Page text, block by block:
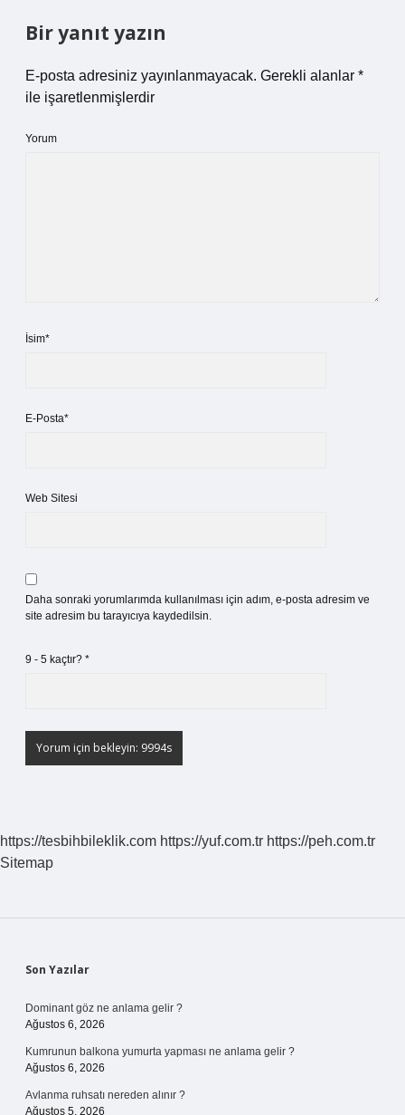
Bir yanıt yazın
E-posta adresiniz yayınlanmayacak. Gerekli alanlar *
ile işaretlenmişlerdir
Yorum
İsim*
E-Posta*
Web Sitesi
Daha sonraki yorumlarımda kullanılması için adım, e-posta adresim ve
site adresim bu tarayıcıya kaydedilsin.
9 - 5 kaçtır? *
https://tesbihbileklik.com https://yuf.com.tr https://peh.com.tr
Sitemap
Sidebar
Son Yazılar
Dominant göz ne anlama gelir ?
Ağustos 6, 2026
Kumrunun balkona yumurta yapması ne anlama gelir ?
Ağustos 6, 2026
Avlanma ruhsatı nereden alınır ?
Ağustos 5, 2026